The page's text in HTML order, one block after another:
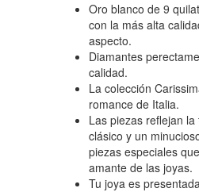
Oro blanco de 9
con la más alta
aspecto.
Diamantes
calidad.
La colección
romance de Italia.
Las piezas reflejan
clásico y un
piezas especiales
amante de las joyas.
Tu joya es